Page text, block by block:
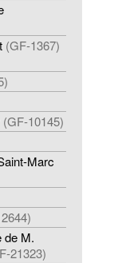
(GF-1367)
(GF-10145)
Marc
de M.
21323)